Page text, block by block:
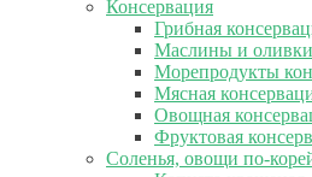
Консервация
Грибная
Маслины и оливки
Морепродукты
Мясная
Овощная
Фруктовая
Соленья, овощи по-